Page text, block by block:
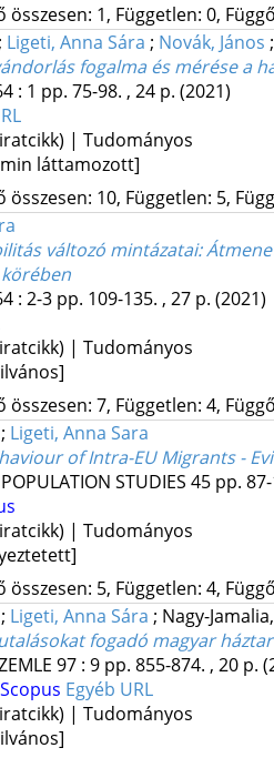
összesen: 1, Független: 0,
Ligeti, Anna Sára ; Novák, János
fogalma és mérése a
: 1 pp. 75-98. , 24 p. (2021)
| Tudományos
láttamozott]
összesen: 10, Független: 5,
változó mintázatai:
: 2-3 pp. 109-135. , 27 p. (2021)
| Tudományos
összesen: 7, Független: 4,
; Ligeti, Anna Sara
of Intra-EU Migrants -
STUDIES 45 pp.
| Tudományos
összesen: 5, Független: 4,
; Ligeti, Anna Sára ; Nagy-
fogadó magyar
97: 9 pp. 855-874. , 20 p.
Scopus Egyéb URL
| Tudományos